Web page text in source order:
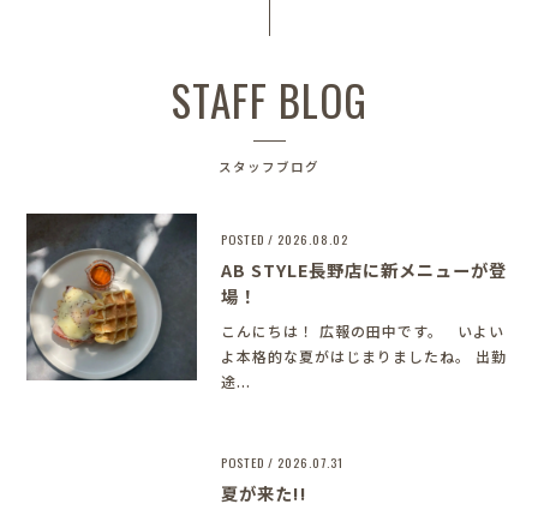
STAFF BLOG
スタッフブログ
POSTED / 2026.08.02
AB STYLE長野店に新メニューが登
場！
こんにちは！ 広報の田中です。 いよい
よ本格的な夏がはじまりましたね。 出勤
途...
POSTED / 2026.07.31
夏が来た!!